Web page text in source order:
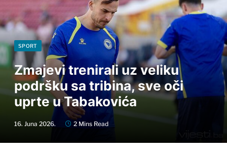
SPORT
Zmajevi trenirali uz veliku
podršku sa tribina, sve oči
uprte u Tabakovića
16. Juna 2026. 2 Mins Read